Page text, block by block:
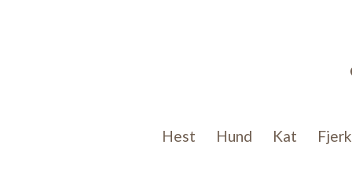
Hest Hund Kat